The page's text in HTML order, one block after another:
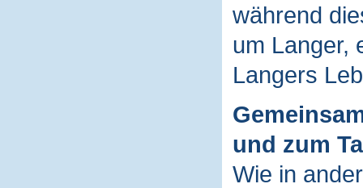
während
um Langer,
Langers
und zum
Wie in